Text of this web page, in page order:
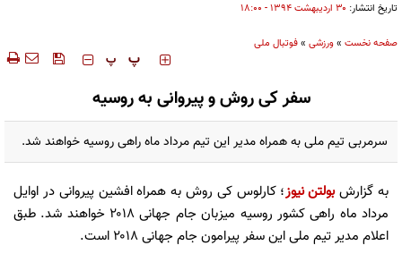
تاریخ انتشار: ۳۰ ارديبهشت ۱۳۹۴ - ۱۸:۰۰
صفحه نخست »ورزشی »فوتبال ملی
‍‍‍ پ پ
سفر کی روش و پیروانی به روسیه
سرمربی تیم ملی به همراه مدیر این تیم مرداد ماه راهی روسیه خواهند شد.
به گزارشبولتن نیوز؛ کارلوس کی روش به همراه افشین پیروانی در اوایل
مرداد ماه راهی کشور روسیه میزبان جام جهانی ۲۰۱۸ خواهند شد. طبق
اعلام مدیر تیم ملی این سفر پیرامون جام جهانی ۲۰۱۸ است.